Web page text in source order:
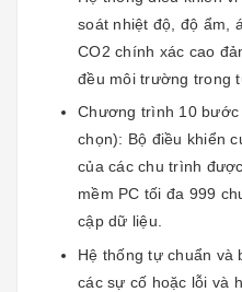
soát nhiệt độ, độ ẩm,
CO2 chính xác cao
đều môi trường trong
Chương trình 10
chọn): Bộ điều khiển
của các chu trình
mềm PC tối đa 999
cập dữ liệu.
Hệ thống tự chuẩn và
các sự cố hoặc lỗi và